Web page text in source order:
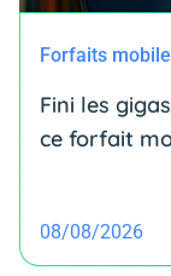
Forfaits mobile
Fini les
ce forfait
08/08/2026